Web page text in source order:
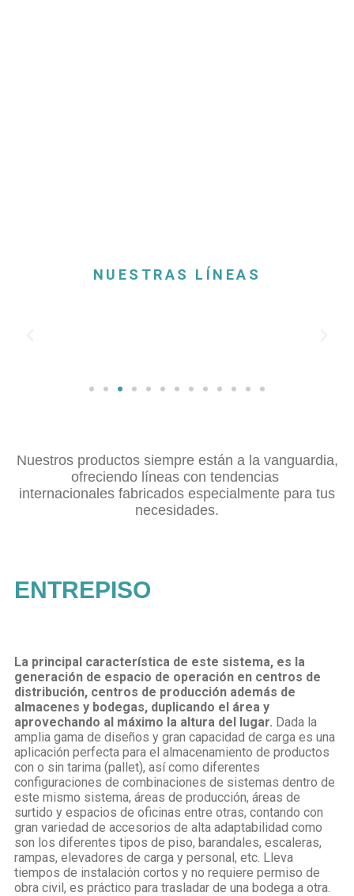
NUESTRAS LÍNEAS
Nuestros productos siempre están a la vanguardia,
ofreciendo líneas con tendencias
internacionales fabricados especialmente para tus
necesidades.
ENTREPISO
La principal característica de este sistema, es la
generación de espacio de operación en centros de
distribución, centros de producción además de
almacenes y bodegas, duplicando el área y
aprovechando al máximo la altura del lugar. Dada la
amplia gama de diseños y gran capacidad de carga es una
aplicación perfecta para el almacenamiento de productos
con o sin tarima (pallet), así como diferentes
configuraciones de combinaciones de sistemas dentro de
este mismo sistema, áreas de producción, áreas de
surtido y espacios de oficinas entre otras, contando con
gran variedad de accesorios de alta adaptabilidad como
son los diferentes tipos de piso, barandales, escaleras,
rampas, elevadores de carga y personal, etc. Lleva
tiempos de instalación cortos y no requiere permiso de
obra civil, es práctico para trasladar de una bodega a otra.